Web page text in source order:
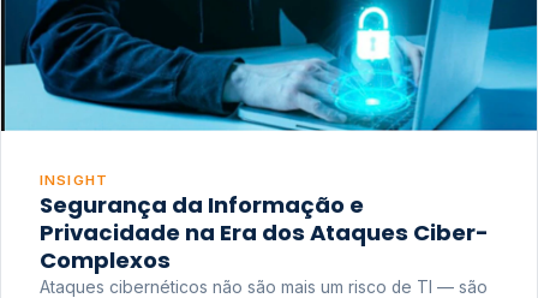
INSIGHT
Segurança da Informação e
Privacidade na Era dos Ataques Ciber-
Complexos
Ataques cibernéticos não são mais um risco de TI — são